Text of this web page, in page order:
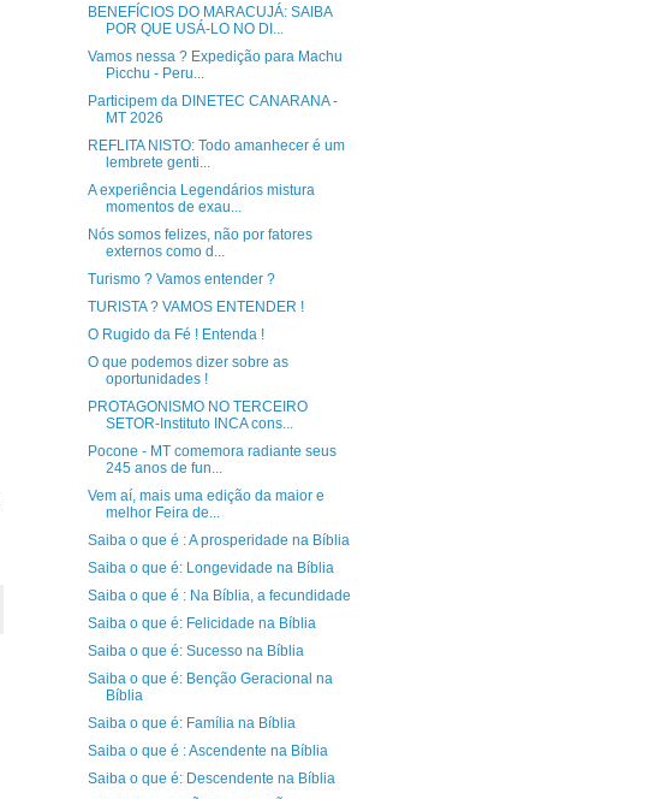
BENEFÍCIOS DO MARACUJÁ: SAIBA
POR QUE USÁ-LO NO DI...
Vamos nessa ? Expedição para Machu
Picchu - Peru...
Participem da DINETEC CANARANA -
MT 2026
REFLITA NISTO: Todo amanhecer é um
lembrete genti...
A experiência Legendários mistura
momentos de exau...
Nós somos felizes, não por fatores
externos como d...
Turismo ? Vamos entender ?
TURISTA ? VAMOS ENTENDER !
O Rugido da Fé ! Entenda !
O que podemos dizer sobre as
oportunidades !
PROTAGONISMO NO TERCEIRO
SETOR-Instituto INCA cons...
Pocone - MT comemora radiante seus
245 anos de fun...
Vem aí, mais uma edição da maior e
melhor Feira de...
Saiba o que é : A prosperidade na Bíblia
Saiba o que é: Longevidade na Bíblia
Saiba o que é : Na Bíblia, a fecundidade
Saiba o que é: Felicidade na Bíblia
Saiba o que é: Sucesso na Bíblia
Saiba o que é: Benção Geracional na
Bíblia
Saiba o que é: Família na Bíblia
Saiba o que é : Ascendente na Bíblia
Saiba o que é: Descendente na Bíblia